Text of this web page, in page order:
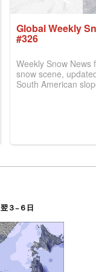
Global Weekly
#326
Weekly Snow News
snow scene,
South American
Australian areas
2026, northern
two outdoor areas
翌３−６日